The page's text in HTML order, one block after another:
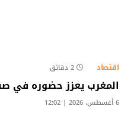
اقتصاد 2 دقائق
المغرب يعزز حضوره في
6 أغسطس، 2026 | 12:02